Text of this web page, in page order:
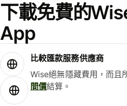
下載免費的
App
比較匯款服務供應商
Wise絕無隱藏費用，而且
間價結算。